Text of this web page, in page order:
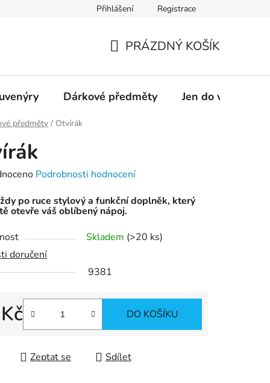
Přístupnost
Přihlášení Registrace
KOŠÍK
PRÁZDNÝ KOŠÍK
Dárkové předměty Jen do vyprodání
předměty / Otvírák
Podrobnosti hodnocení
po ruce stylový a funkční doplněk, který
otevře váš oblíbený nápoj.
Skladem (>20 ks)
doručení
9381
cena:
DO KOŠÍKU
Zeptat se Sdílet